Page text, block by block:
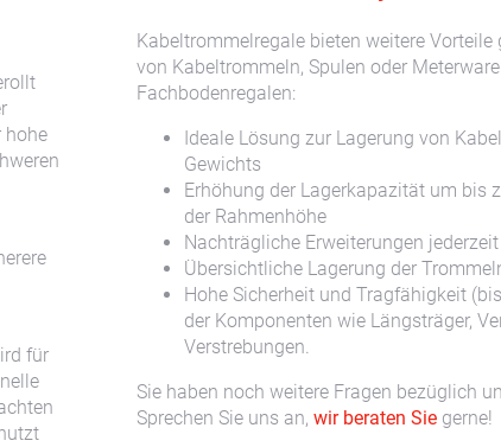
hohe
für
Kabeltrommelregale bieten weitere Vorteile
von Kabeltrommeln, Spulen oder
Fachbodenregalen:
Ideale Lösung zur Lagerung von
Gewichts
Erhöhung der Lagerkapazität um bis
der Rahmenhöhe
Nachträgliche Erweiterungen
Übersichtliche Lagerung der
Hohe Sicherheit und Tragfähigkeit
der Komponenten wie Längsträger,
Verstrebungen.
Sie haben noch weitere Fragen bezüglich
Sprechen Sie uns an, wir beraten Sie gerne!